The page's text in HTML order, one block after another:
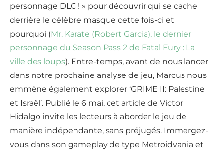
personnage DLC ! » pour découvrir qui se cache
derrière le célèbre masque cette fois-ci et
pourquoi (Mr. Karate (Robert Garcia), le dernier
personnage du Season Pass 2 de Fatal Fury : La
ville des loups). Entre-temps, avant de nous lancer
dans notre prochaine analyse de jeu, Marcus nous
emmène également explorer ‘GRIME II: Palestine
et Israël’. Publié le 6 mai, cet article de Victor
Hidalgo invite les lecteurs à aborder le jeu de
manière indépendante, sans préjugés. Immergez-
vous dans son gameplay de type Metroidvania et